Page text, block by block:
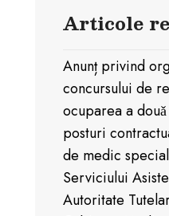
Articole
Anunț privind
concursului de
ocuparea a
posturi
de medic
Serviciului
Autoritate